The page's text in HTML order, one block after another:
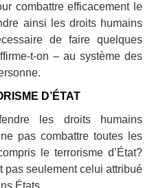
combattre efficacement le
ainsi les droits humains
de faire quelques
t-on – au système des
D’ÉTAT
les droits humains
pas combattre toutes les
le terrorisme d’État?
pas seulement celui attribué
États.